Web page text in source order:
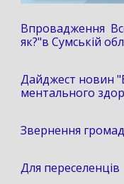
Впровадження
як?"в Сумській
Дайджест новин
ментального
Звернення
Для переселенців